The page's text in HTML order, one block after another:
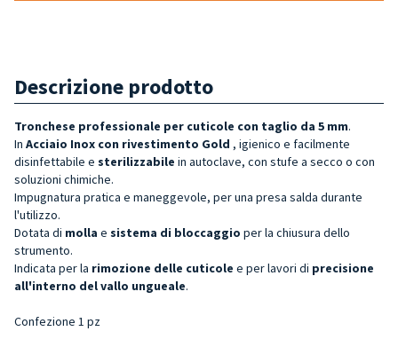
Descrizione prodotto
Tronchese professionale per cuticole con taglio da 5 mm.
In Acciaio Inox con rivestimento Gold , igienico e facilmente
disinfettabile e sterilizzabile in autoclave, con stufe a secco o con
soluzioni chimiche.
Impugnatura pratica e maneggevole, per una presa salda durante
l'utilizzo.
Dotata di molla e sistema di bloccaggio per la chiusura dello
strumento.
Indicata per la rimozione delle cuticole e per lavori di precisione
all'interno del vallo ungueale.
Confezione 1 pz